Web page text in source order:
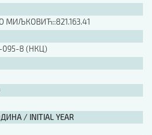
МИЉКОВИЋ::821.163.41
095-8 (НКЦ)
/ INITIAL YEAR